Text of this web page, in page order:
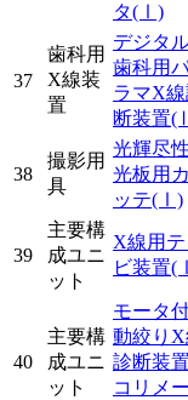
タ(Ⅰ)
37
歯科用
X線装
置
デジタ
歯科用
ラマX線
断装置
38
撮影用
具
光輝尽
光板用
ッテ(Ⅰ)
39
主要構
成ユニ
ット
X線用テ
ビ装置
40
主要構
成ユニ
ット
モータ
動絞りX
診断装
コリメ